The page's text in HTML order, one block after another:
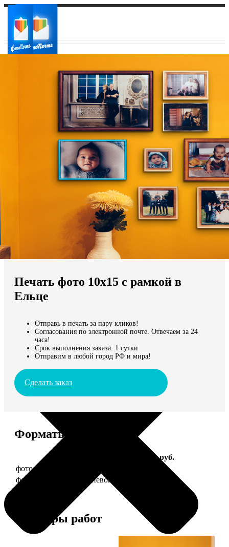
Ваш регион доставки
Выберите из списка:
Мы доставляем по всему миру
Продолжить без города
Печать фото 10х15 с рамкой в
Ельце
Отправь в печать за пару кликов!
Согласования по электронной почте. Отвечаем за 24
часа!
Срок выполнения заказа: 1 сутки
Отправим в любой город РФ и мира!
Сделать заказ
Форматы и цены
Цена, руб.
фото 10х15 в деревянной рамке
фото 10х15 в алюминиевой рамке
Примеры работ